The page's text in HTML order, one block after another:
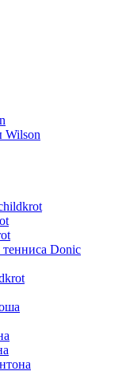
Wilson
тенниса Donic